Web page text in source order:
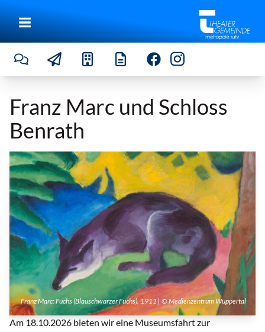
Franz Marc und Schloss
Benrath
Am 18.10.2026 bieten wir eine Museumsfahrt zur
Franz Marc: Fuchs (Blauschwarzer Fuchs), 1911 | © Medienzentrum Wuppertal